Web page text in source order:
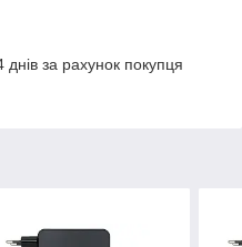
за рахунок покупця